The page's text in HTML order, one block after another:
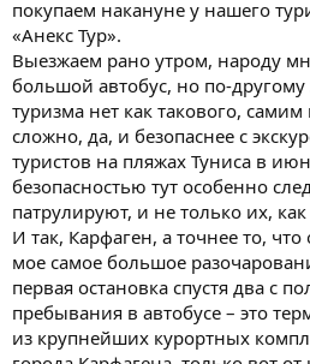
покупаем накануне у нашего
«Анекс Тур».
Выезжаем рано утром, народу
большой автобус, но по-другому
туризма нет как такового, самим
сложно, да, и безопаснее с
туристов на пляжах Туниса в
безопасностью тут особенно
патрулируют, и не только их,
И так, Карфаген, а точнее то, что
мое самое большое
первая остановка спустя два с
пребывания в автобусе – это
из крупнейших курортных